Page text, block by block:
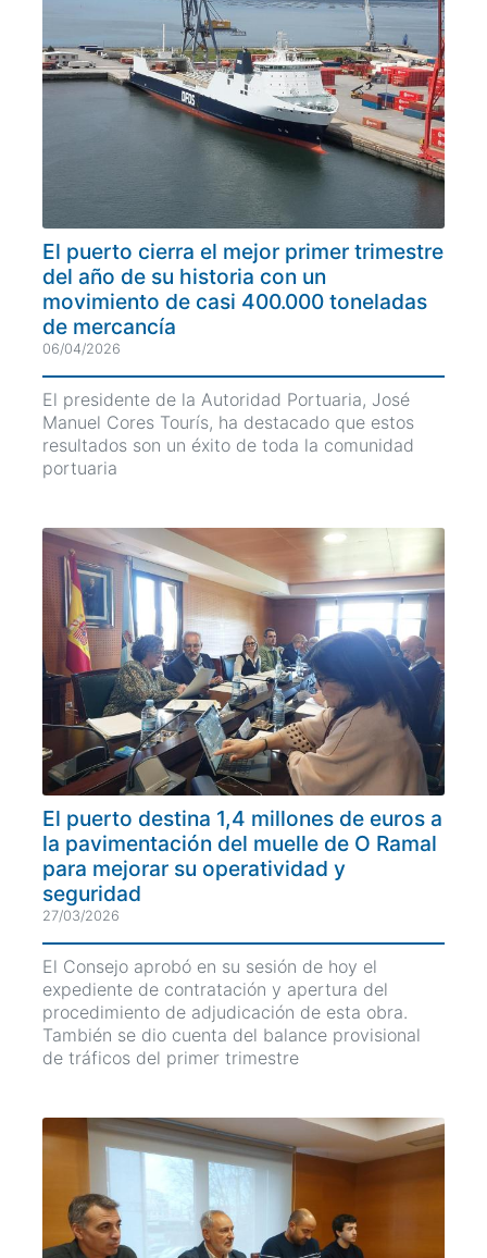
El puerto cierra el mejor primer trimestre
del año de su historia con un
movimiento de casi 400.000 toneladas
de mercancía
06/04/2026
El presidente de la Autoridad Portuaria, José
Manuel Cores Tourís, ha destacado que estos
resultados son un éxito de toda la comunidad
portuaria
El puerto destina 1,4 millones de euros a
la pavimentación del muelle de O Ramal
para mejorar su operatividad y
seguridad
27/03/2026
El Consejo aprobó en su sesión de hoy el
expediente de contratación y apertura del
procedimiento de adjudicación de esta obra.
También se dio cuenta del balance provisional
de tráficos del primer trimestre